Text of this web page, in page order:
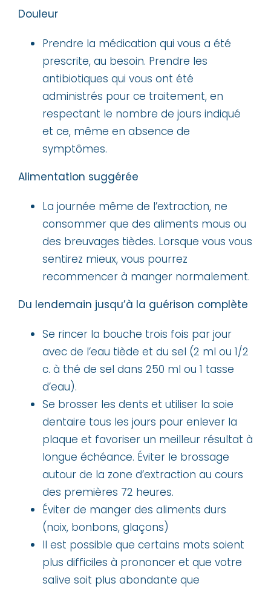
Douleur
Prendre la médication qui vous a été
prescrite, au besoin. Prendre les
antibiotiques qui vous ont été
administrés pour ce traitement, en
respectant le nombre de jours indiqué
et ce, même en absence de
symptômes.
Alimentation suggérée
La journée même de l’extraction, ne
consommer que des aliments mous ou
des breuvages tièdes. Lorsque vous vous
sentirez mieux, vous pourrez
recommencer à manger normalement.
Du lendemain jusqu’à la guérison complète
Se rincer la bouche trois fois par jour
avec de l’eau tiède et du sel (2 ml ou 1/2
c. à thé de sel dans 250 ml ou 1 tasse
d’eau).
Se brosser les dents et utiliser la soie
dentaire tous les jours pour enlever la
plaque et favoriser un meilleur résultat à
longue échéance. Éviter le brossage
autour de la zone d’extraction au cours
des premières 72 heures.
Éviter de manger des aliments durs
(noix, bonbons, glaçons)
Il est possible que certains mots soient
plus difficiles à prononcer et que votre
salive soit plus abondante que